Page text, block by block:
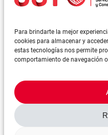
Para brindarte la mejor
cookies para almacenar y
estas tecnologías nos permite
comportamiento de navegación
©FeSMCUGT 2024